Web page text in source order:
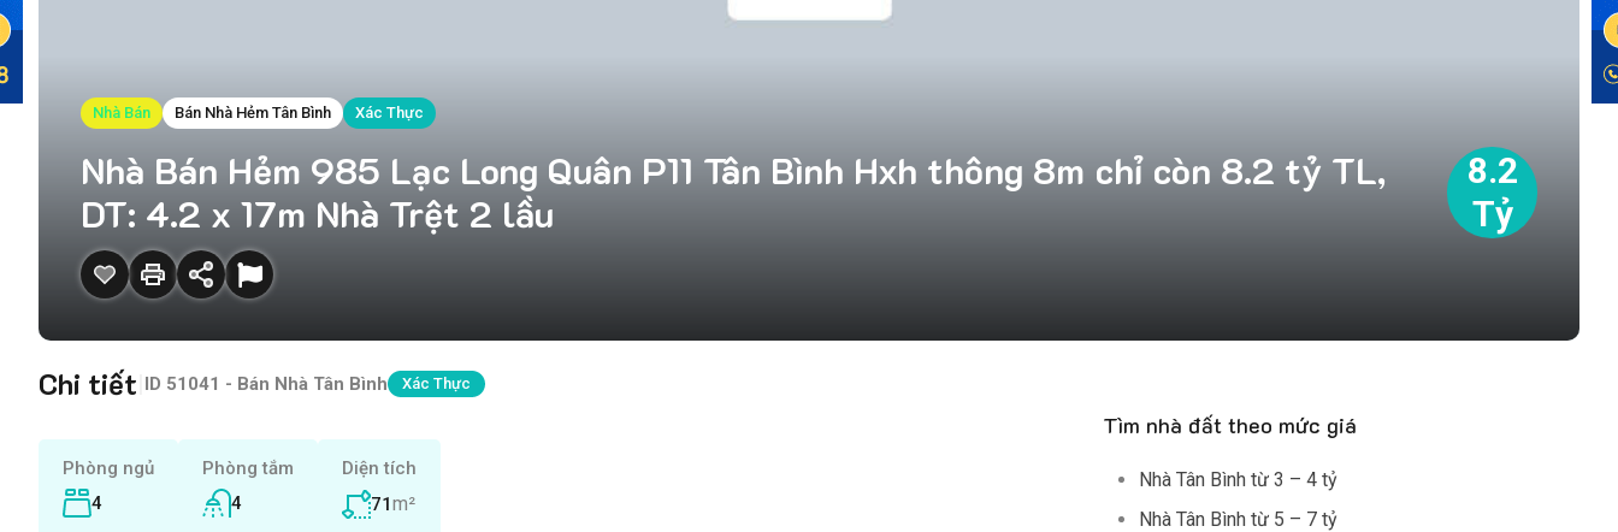
Nhà Bán Bán Nhà Hẻm Tân Bình Xác Thực
Nhà Bán Hẻm 985 Lạc Long Quân P11 Tân Bình Hxh thông 8m chỉ còn 8.2 tỷ TL,
DT: 4.2 x 17m Nhà Trệt 2 lầu
8.2
Tỷ
Chi tiết ID 51041 - Bán Nhà Tân Bình Xác Thực
Phòng ngủ
4
Phòng tắm
4
Diện tích
71m²
Tìm nhà đất theo mức giá
Nhà Tân Bình từ 3 – 4 tỷ
Nhà Tân Bình từ 5 – 7 tỷ